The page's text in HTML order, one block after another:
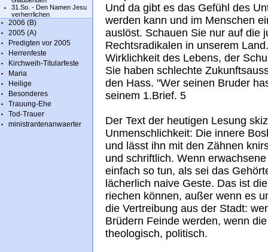
31.So. - Den Namen Jesu
verherrlichen
2006 (B)
2005 (A)
Predigten vor 2005
Herrenfeste
Kirchweih-Titularfeste
Maria
Heilige
Besonderes
Trauung-Ehe
Tod-Trauer
ministrantenanwaerter
Und da gibt es das Gefühl des
werden kann und im Menschen
auslöst. Schauen Sie nur auf die
Rechtsradikalen in unserem
Wirklichkeit des Lebens, der
Sie haben schlechte
den Hass. "Wer seinen Bruder
seinem 1.Brief. 5
Der Text der heutigen Lesung
Unmenschlichkeit: Die innere
und lässt ihn mit den Zähnen
und schriftlich. Wenn
einfach so tun, als sei das
lächerlich naive Geste. Das ist
riechen können, außer wenn es
die Vertreibung aus der Stadt:
Brüdern Feinde werden, wenn
theologisch, politisch.